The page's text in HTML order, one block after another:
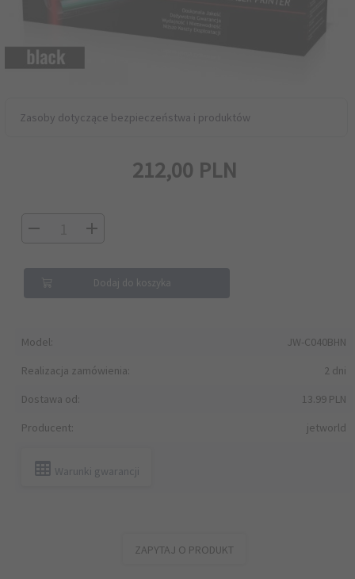
Zasoby dotyczące bezpieczeństwa i produktów
Model:
JW-C040BHN
Realizacja zamówienia:
2 dni
Dostawa od:
13.99 PLN
Producent:
jetworld
Warunki gwarancji
212,00 PLN
ZAPYTAJ O PRODUKT
Dodaj do koszyka